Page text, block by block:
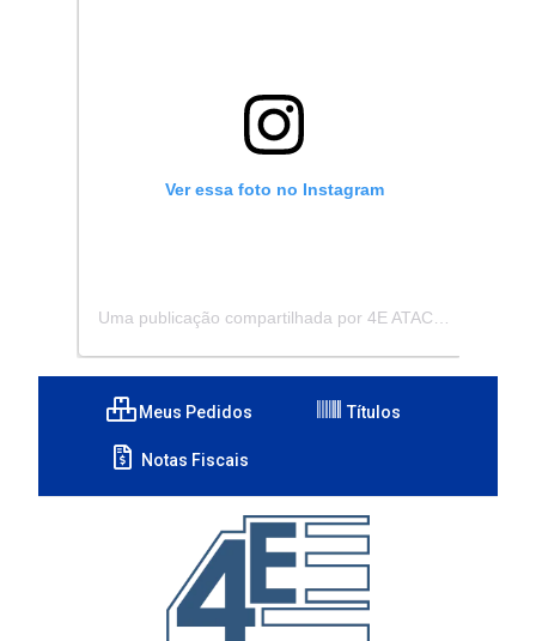
Ver essa foto no Instagram
Meus Pedidos Títulos
Notas Fiscais